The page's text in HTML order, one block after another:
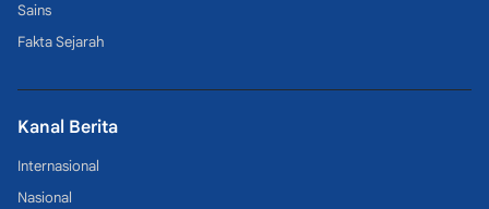
Sains
Fakta Sejarah
Kanal Berita
Internasional
Nasional